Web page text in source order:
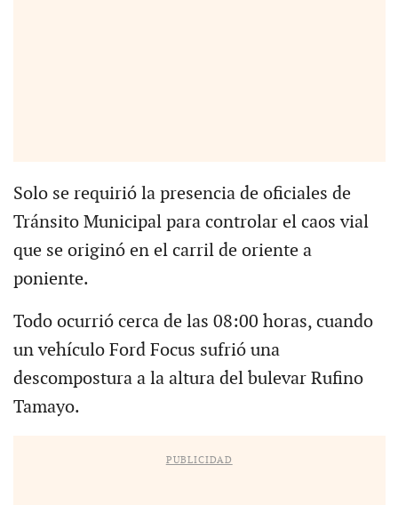
Solo se requirió la presencia de oficiales de
Tránsito Municipal para controlar el caos vial
que se originó en el carril de oriente a
poniente.
Todo ocurrió cerca de las 08:00 horas, cuando
un vehículo Ford Focus sufrió una
descompostura a la altura del bulevar Rufino
Tamayo.
PUBLICIDAD